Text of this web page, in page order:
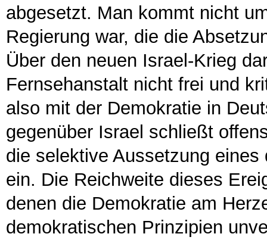
abgesetzt. Man kommt nicht
Regierung war, die die
Über den neuen Israel-Krieg
Fernsehanstalt nicht frei und
also mit der Demokratie in
gegenüber Israel schließt
die selektive Aussetzung
ein. Die Reichweite dieses
denen die Demokratie am
demokratischen Prinzipien